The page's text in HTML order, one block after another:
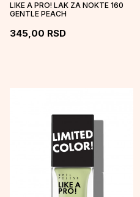
LIKE A PRO! LAK ZA NOKTE 160
GENTLE PEACH
345,00 RSD